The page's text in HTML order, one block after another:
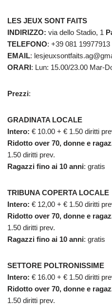
LES JEUX SONT FAITS
INDIRIZZO: via dello Stadio, 1
TELEFONO: +39 081 19977913
EMAIL:
ORARI: Lun: 15.00/23.00 Mar-
Prezzi:
GRADINATA LOCALE
Intero: € 10.00 + € 1.50 diritti
Ridotto over 70, donne e
1.50 diritti prev.
Ragazzi fino ai 10 anni: gratis
TRIBUNA COPERTA LOCALE
Intero: € 12,00 + € 1.50 diritti
Ridotto over 70, donne e
1.50 diritti prev.
Ragazzi fino ai 10 anni: gratis
SETTORE POLTRONISSIME
Intero: € 16.00 + € 1.50 diritti
Ridotto over 70, donne e
1.50 diritti prev.